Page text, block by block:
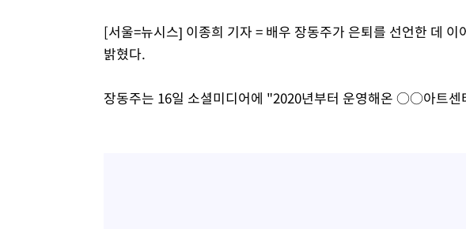
[서울=뉴시스] 이종희 기자 = 배우 장동주가 은퇴를 선언한 데
밝혔다.
장동주는 16일 소셜미디어에 "2020년부터 운영해온 ○○아트센